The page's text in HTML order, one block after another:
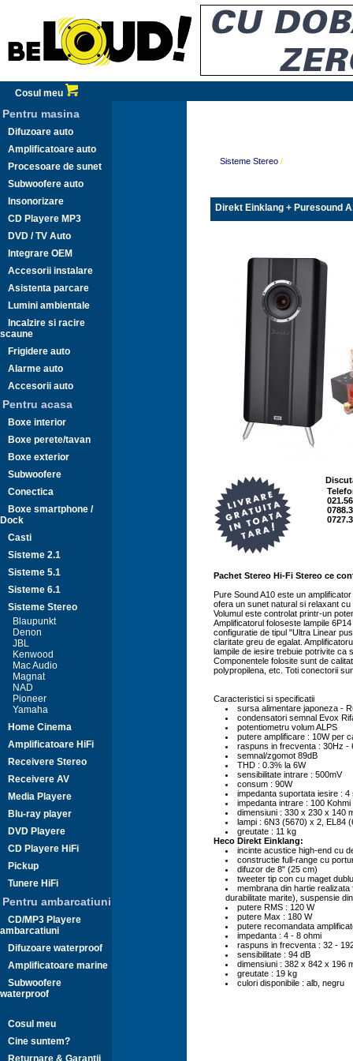
Cosul meu
Pentru masina
Difuzoare auto
Amplificatoare auto
Procesoare de sunet
Subwoofere auto
Insonorizare
CD Playere MP3
DVD / TV Auto
Integrare OEM
Accesorii instalare
Asistenta parcare
Lumini ambientale
Incalzire si racire
scaune
Frigidere auto
Alarme auto
Accesorii auto
Pentru acasa
Boxe interior
Boxe perete/tavan
Boxe exterior
Subwoofere
Conectica
Boxe smartphone /
Dock
Casti
Sisteme 2.1
Sisteme 5.1
Sisteme 6.1
Sisteme Stereo
Blaupunkt
Denon
JBL
Kenwood
Mac Audio
Magnat
NAD
Pioneer
Yamaha
Home Cinema
Amplificatoare HiFi
Receivere Stereo
Receivere AV
Media Playere
Blu-ray player
DVD Playere
CD Playere HiFi
Pickup
Tunere HiFi
Pentru ambarcatiuni
CD/MP3 Playere
ambarcatiuni
Difuzoare waterproof
Amplificatoare marine
Subwoofere
waterproof
Cosul meu
Cine suntem?
Returnare & Garantii
Sisteme Stereo/
Direkt Einklang + Puresound
Pachet Stereo Hi-Fi Stereo ce
Pure Sound A10 este un
ofera un sunet natural si relaxant
Volumul este controlat printr-un
Amplificatorul foloseste lampile
configuratie de tipul "Ultra Linear
claritate greu de egalat.
lampile de iesire trebuie potrivite ca
Componentele folosite sunt de
polypropilena, etc. Toti conectorii
Caracteristici si specificatii
sursa alimentare japoneza -
condensatori semnal Evox
potentiometru volum ALPS
putere amplificare : 10W per
raspuns in frecventa : 30Hz -
semnal/zgomot 89dB
THD : 0.3% la 6W
sensibilitate intrare : 500mV
consum : 90W
impedanta suportata iesire : 4
impedanta intrare : 100 Kohmi
dimensiuni : 330 x 230 x 140
lampi : 6N3 (5670) x 2, EL84
greutate : 11 kg
Heco Direkt Einklang:
incinte acustice high-end cu
constructie full-range cu
difuzor de 8" (25 cm)
tweeter tip con cu maget
membrana din hartie
durabilitate marite), suspensie
putere RMS : 120 W
putere Max : 180 W
putere recomandata
impedanta : 4 - 8 ohmi
raspuns in frecventa : 32 -
sensibilitate : 94 dB
dimensiuni : 382 x 842 x 196
greutate : 19 kg
culori disponibile : alb, negru